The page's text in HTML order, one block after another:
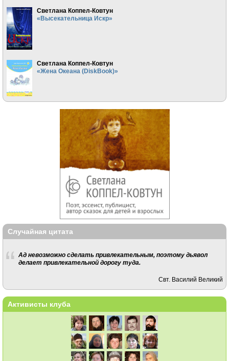
Светлана Коппел-Ковтун
«Высекательница Искр»
Светлана Коппел-Ковтун
«Жена Океана (DiskBook)»
Случайная цитата
Ад невозможно сделать привлекательным, поэтому дьявол
делает привлекательной дорогу туда.
Свт. Василий Великий
Активисты клуба